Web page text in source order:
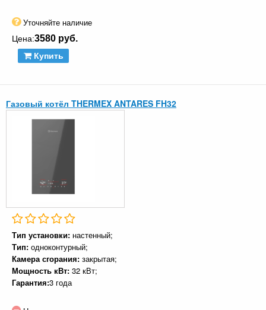
Уточняйте наличие
Цена:3580 руб.
Купить
Газовый котёл THERMEX ANTARES FH32
Тип установки: настенный;
Тип: одноконтурный;
Камера сгорания: закрытая;
Мощность кВт: 32 кВт;
Гарантия:3 года